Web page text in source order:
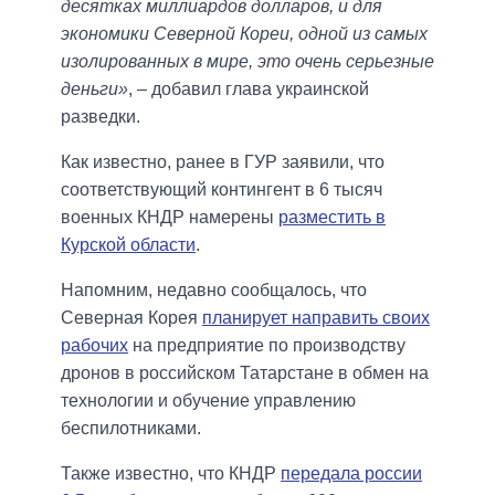
десятках миллиардов долларов, и для
экономики Северной Кореи, одной из самых
изолированных в мире, это очень серьезные
деньги», – добавил глава украинской
разведки.
Как известно, ранее в ГУР заявили, что
соответствующий контингент в 6 тысяч
военных КНДР намерены разместить в
Курской области.
Напомним, недавно сообщалось, что
Северная Корея планирует направить своих
рабочих на предприятие по производству
дронов в российском Татарстане в обмен на
технологии и обучение управлению
беспилотниками.
Также известно, что КНДР передала россии